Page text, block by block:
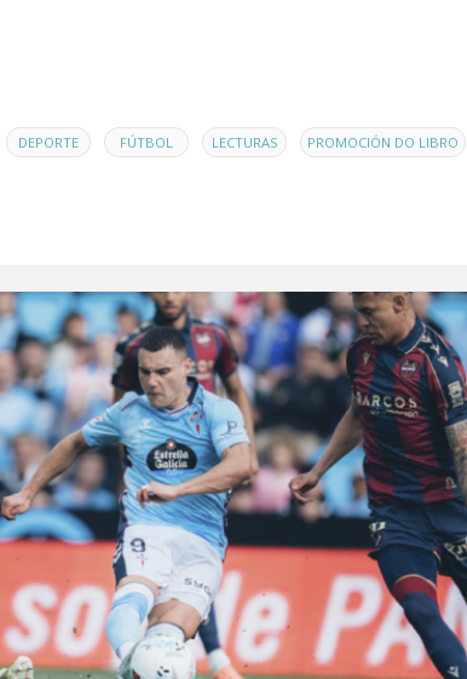
DEPORTE FÚTBOL LECTURAS PROMOCIÓN DO LIBRO